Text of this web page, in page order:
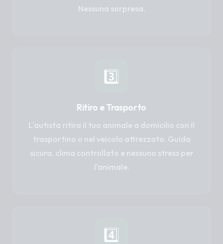
Nessuna sorpresa.
3️⃣
Ritiro e Trasporto
L'autista ritira il tuo animale a domicilio con il
trasportino o nel veicolo attrezzato. Guida
sicura, clima controllato e nessuno stress per
l'animale.
4️⃣